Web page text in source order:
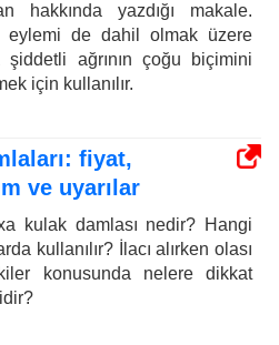
hakkında yazdığı makale.
eylemi de dahil olmak üzere
ağrının çoğu biçimini
için kullanılır.
fiyat,
ve uyarılar
kulak damlası nedir? Hangi
kullanılır? İlacı alırken olası
konusunda nelere dikkat